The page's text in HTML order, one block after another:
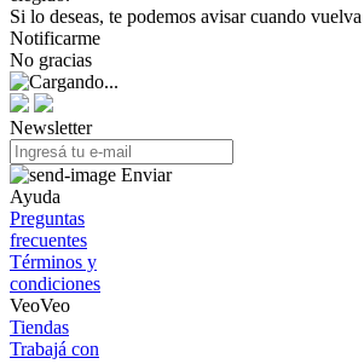
Si lo deseas, te podemos avisar cuando
Notificarme
No gracias
Newsletter
Enviar
Ayuda
Preguntas
frecuentes
Términos y
condiciones
VeoVeo
Tiendas
Trabajá con